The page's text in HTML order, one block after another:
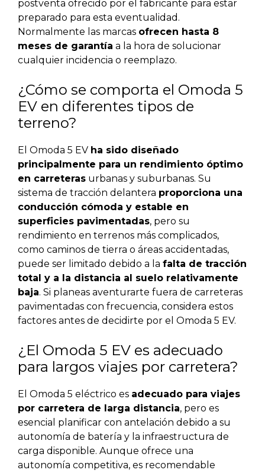
postventa ofrecido por el fabricante para estar
preparado para esta eventualidad.
Normalmente las marcas ofrecen hasta 8
meses de garantía a la hora de solucionar
cualquier incidencia o reemplazo.
¿Cómo se comporta el Omoda 5
EV en diferentes tipos de
terreno?
El Omoda 5 EV ha sido diseñado
principalmente para un rendimiento óptimo
en carreteras urbanas y suburbanas. Su
sistema de tracción delantera proporciona una
conducción cómoda y estable en
superficies pavimentadas, pero su
rendimiento en terrenos más complicados,
como caminos de tierra o áreas accidentadas,
puede ser limitado debido a la falta de tracción
total y a la distancia al suelo relativamente
baja. Si planeas aventurarte fuera de carreteras
pavimentadas con frecuencia, considera estos
factores antes de decidirte por el Omoda 5 EV.
¿El Omoda 5 EV es adecuado
para largos viajes por carretera?
El Omoda 5 eléctrico es adecuado para viajes
por carretera de larga distancia, pero es
esencial planificar con antelación debido a su
autonomía de batería y la infraestructura de
carga disponible. Aunque ofrece una
autonomía competitiva, es recomendable